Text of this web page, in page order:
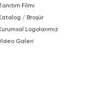
Tanıtım Filmi
Katalog / Broşür
Kurumsal Logolarımız
Video Galeri